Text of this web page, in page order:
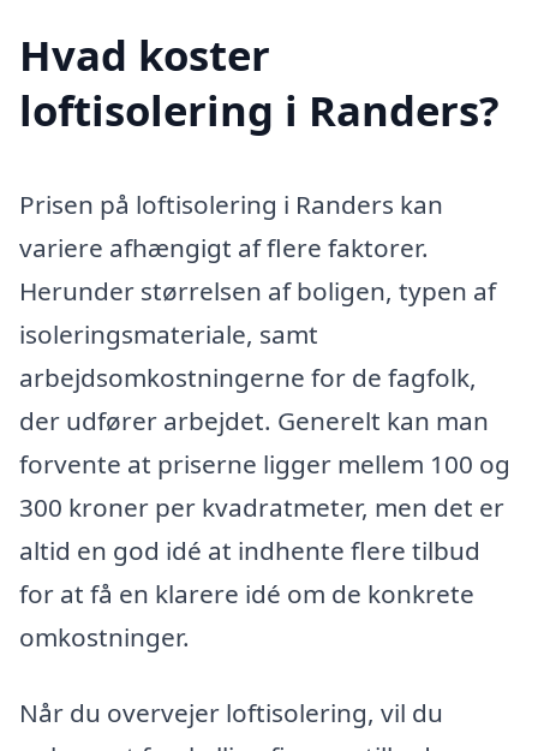
Hvad koster
loftisolering i Randers?
Prisen på loftisolering i Randers kan
variere afhængigt af flere faktorer.
Herunder størrelsen af boligen, typen af
isoleringsmateriale, samt
arbejdsomkostningerne for de fagfolk,
der udfører arbejdet. Generelt kan man
forvente at priserne ligger mellem 100 og
300 kroner per kvadratmeter, men det er
altid en god idé at indhente flere tilbud
for at få en klarere idé om de konkrete
omkostninger.
Når du overvejer loftisolering, vil du